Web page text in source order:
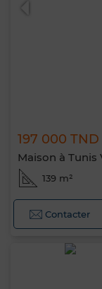
197 000 TND
Maison à Tunis
139 m²
Contacter